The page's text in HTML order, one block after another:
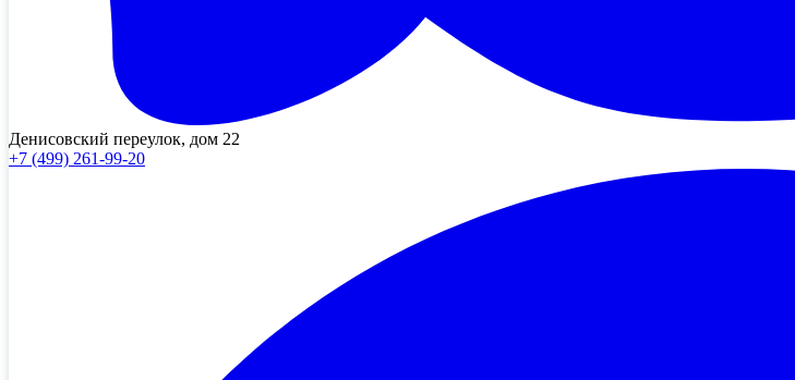
Денисовский переулок, дом 22
+7 (499) 261-99-20